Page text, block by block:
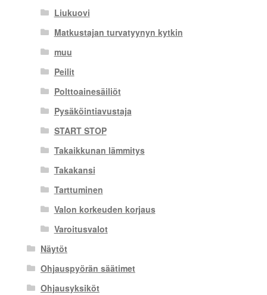
Liukuovi
Matkustajan turvatyynyn kytkin
muu
Peilit
Polttoainesäiliöt
Pysäköintiavustaja
START STOP
Takaikkunan lämmitys
Takakansi
Tarttuminen
Valon korkeuden korjaus
Varoitusvalot
Näytöt
Ohjauspyörän säätimet
Ohjausyksiköt